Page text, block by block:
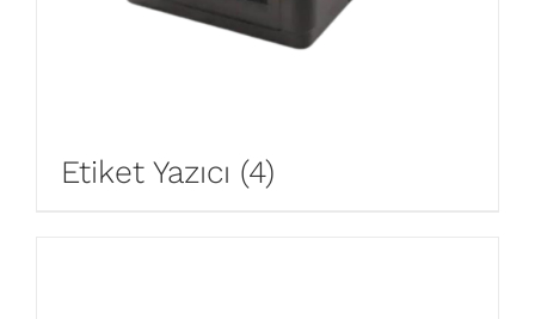
Etiket Yazıcı (4)